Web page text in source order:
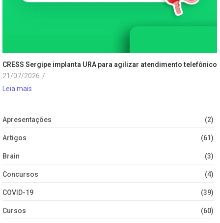
CRESS Sergipe implanta URA para agilizar atendimento telefônico
21/07/2026 /
Leia mais
Apresentações (2)
Artigos (61)
Brain (3)
Concursos (4)
COVID-19 (39)
Cursos (60)